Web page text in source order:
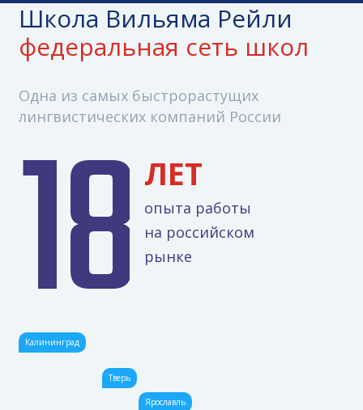
Школа Вильяма Рейли
федеральная сеть школ
Одна из самых быстрорастущих
лингвистических компаний России
18 ЛЕТ
опыта работы
на российском
рынке
Калининград
Тверь
Ярославль